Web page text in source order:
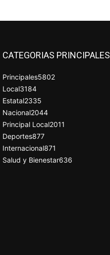
CATEGORIAS PRINCIPALES
Principales5802
Local3184
Estatal2335
Nacional2044
Principal Local2011
Deportes877
Internacional871
Salud y Bienestar636